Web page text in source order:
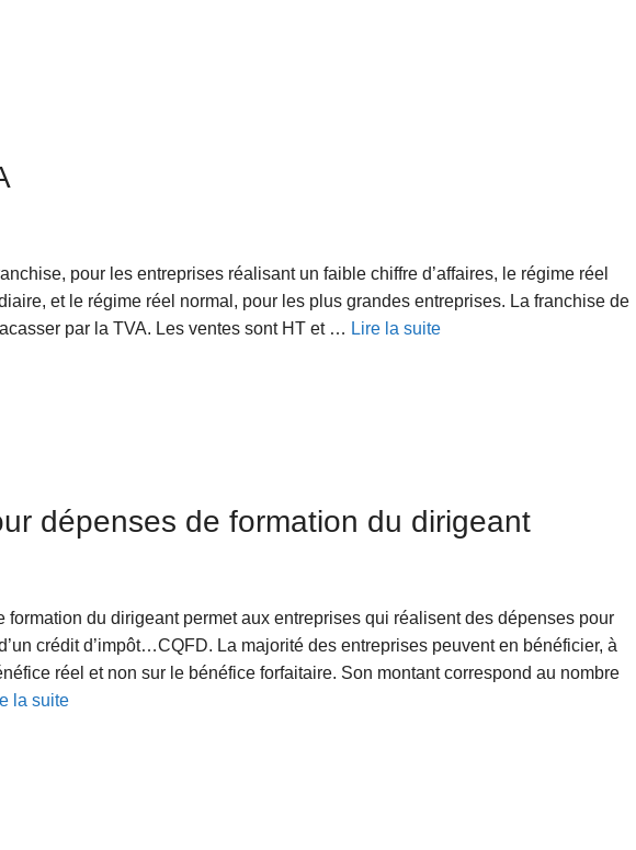
pour les entreprises réalisant un faible chiffre d’affaires, le régime réel
et le régime réel normal, pour les plus grandes entreprises. La franchise de
par la TVA. Les ventes sont HT et … Lire la suite
dépenses de formation du dirigeant
formation du dirigeant permet aux entreprises qui réalisent des dépenses pour
crédit d’impôt…CQFD. La majorité des entreprises peuvent en bénéficier, à
réel et non sur le bénéfice forfaitaire. Son montant correspond au nombre
la suite